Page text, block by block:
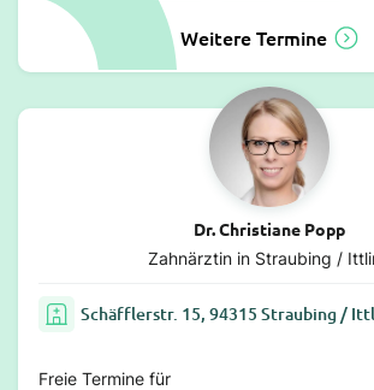
Weitere Termine
Dr. Christiane Popp
Zahnärztin in Straubing /
Schäfflerstr. 15, 94315 Straubing /
Freie Termine für